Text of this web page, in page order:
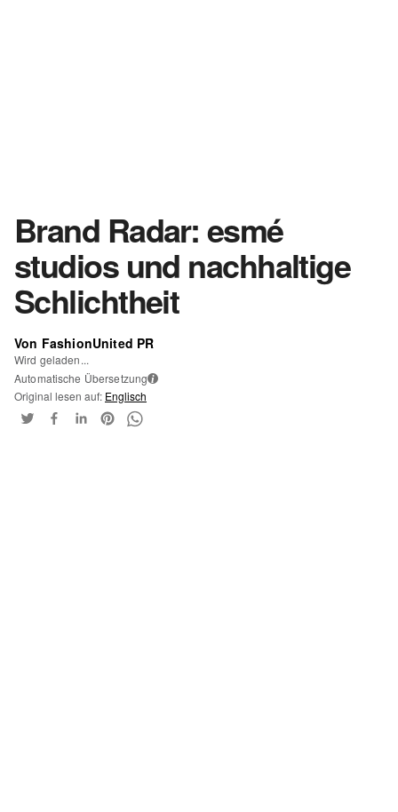
Brand Radar: esmé
studios und nachhaltige
Schlichtheit
Von FashionUnited PR
Wird geladen...
Automatische Übersetzung i
Original lesen auf: Englisch